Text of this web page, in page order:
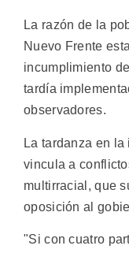
La razón de la
Nuevo Frente
incumplimiento
tardía
observadores.
La tardanza en
vincula a
multirracial, que
oposición al
"Si con cuatro